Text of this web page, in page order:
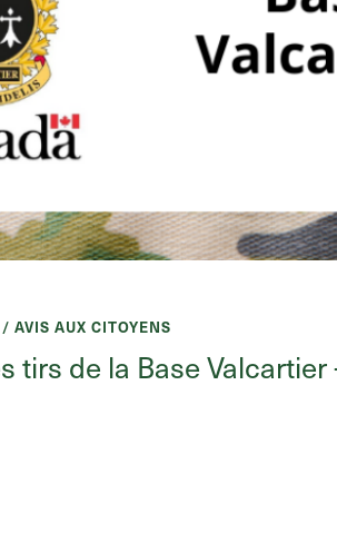
AVIS AUX CITOYENS
tirs de la Base